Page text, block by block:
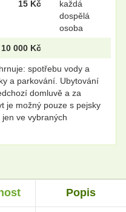
15 Kč
každá
dospělá
osoba
10 000 Kč
spotřebu vody a
a parkování. Ubytování
domluvě a za
je možný pouze s pejsky
ve vybraných
Popis